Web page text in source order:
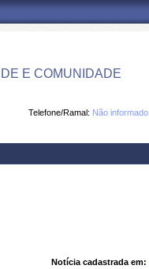
E COMUNIDADE
Telefone/Ramal: Não informado
Notícia cadastrada em: